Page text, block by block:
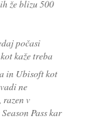
že blizu 500
počasi
kaže treba
in Ubisoft kot
ne
v
Pass kar